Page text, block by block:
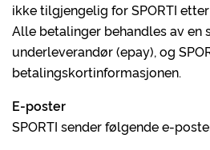
ikke tilgjengelig for SPORTI
Alle betalinger behandles av en
underleverandør (epay), og
betalingskortinformasjonen.
E-poster
SPORTI sender følgende e-